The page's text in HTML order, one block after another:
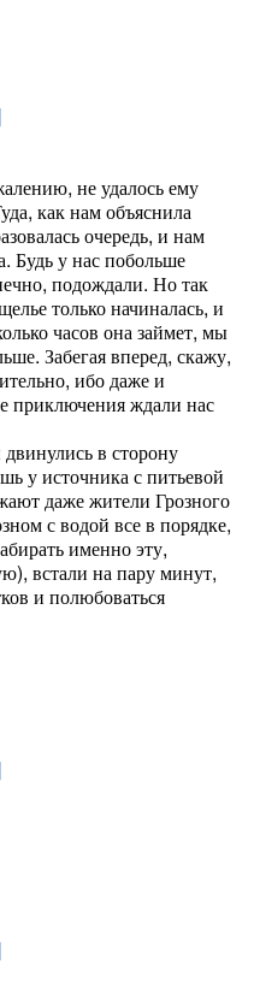
не удалось ему
как нам объяснила
очередь, и нам
Будь у нас побольше
подождали. Но так
только начиналась, и
часов она займет, мы
Забегая вперед, скажу,
ибо даже и
приключения ждали нас
в сторону
у источника с питьевой
даже жители Грозного
с водой все в порядке,
именно эту,
встали на пару минут,
и полюбоваться